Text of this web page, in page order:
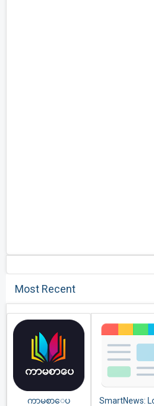
Most Recent
ကာမစာေပ
SmartNews: